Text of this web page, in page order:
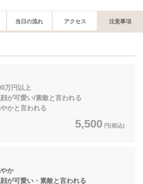
当日の流れ アクセス 注意事項
円以上
顔が可愛い/素敵と言われる
われる
5,500 円(税込)
か
・素敵と言われる